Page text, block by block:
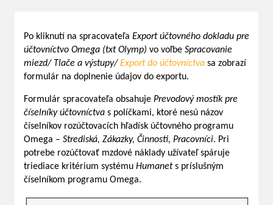
Po kliknutí na spracovateľa Export účtovného dokladu pre
účtovníctvo Omega (txt Olymp) vo voľbe Spracovanie
miezd/ Tlače a výstupy/Export do účtovníctva sa zobrazí
formulár na doplnenie údajov do exportu.
Formulár spracovateľa obsahuje Prevodový mostík pre
číselníky účtovníctva s políčkami, ktoré nesú názov
číselníkov rozúčtovacích hľadísk účtovného programu
Omega – Strediská, Zákazky, Činnosti, Pracovníci. Pri
potrebe rozúčtovať mzdové náklady užívateľ spáruje
triediace kritérium systému Humanets príslušným
číselníkom programu Omega.